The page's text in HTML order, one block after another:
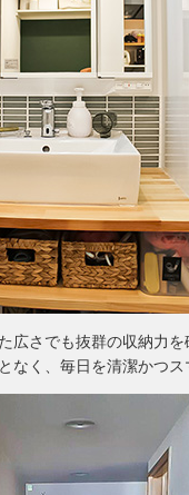
広さでも抜群の収納力
なく、毎日を清潔かつ